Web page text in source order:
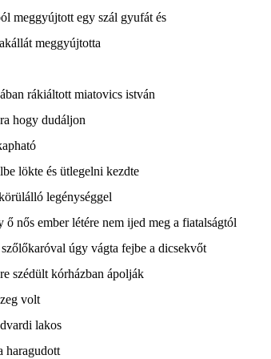
meggyújtott egy szál gyufát és
meggyújtotta
rákiáltott miatovics istván
hogy dudáljon
lökte és ütlegelni kezdte
legénységgel
ő nős ember létére nem ijed meg a fiatalságtól
úgy vágta fejbe a dicsekvőt
szédült kórházban ápolják
volt
lakos
haragudott